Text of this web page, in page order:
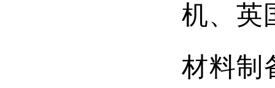
机、英
材料制